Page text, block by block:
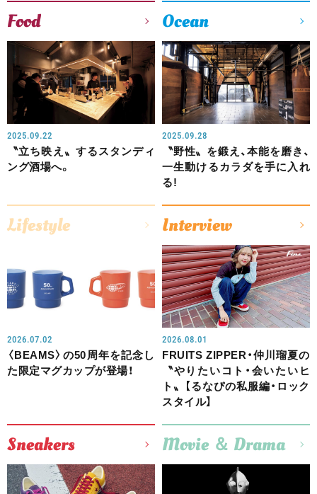
Food
2025.09.22
〝立ち映え〟するスタンディ
ング酒場へ。
Ocean
2025.09.28
〝野性〟を鍛え、本能を磨き、
一生動けるカラダを手に入れ
る!
Lifestyle
2026.07.02
〈BEAMS〉の50周年を記念し
た限定マグカップが登場！
Interview
2026.08.01
FRUITS ZIPPER・仲川瑠夏の
〝やりたいコト・会いたいヒ
ト〟【るなぴの私服編・ロック
スタイル】
Sneakers Movie ＆ Drama